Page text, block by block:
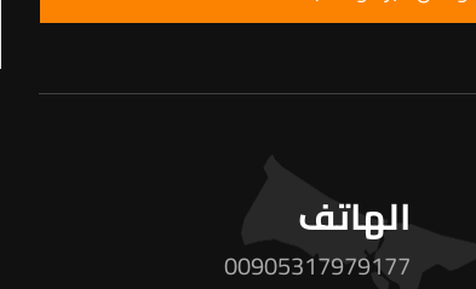
الهاتف
00905317979177